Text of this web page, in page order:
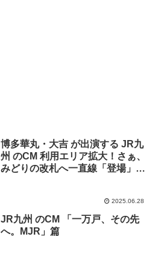
博多華丸・大吉 が出演する JR九
州 のCM 利用エリア拡大！さぁ、
みどりの改札へ一直線「登場」篇
2025.06.28
JR九州 のCM 「一万戸、その先
へ。MJR」篇